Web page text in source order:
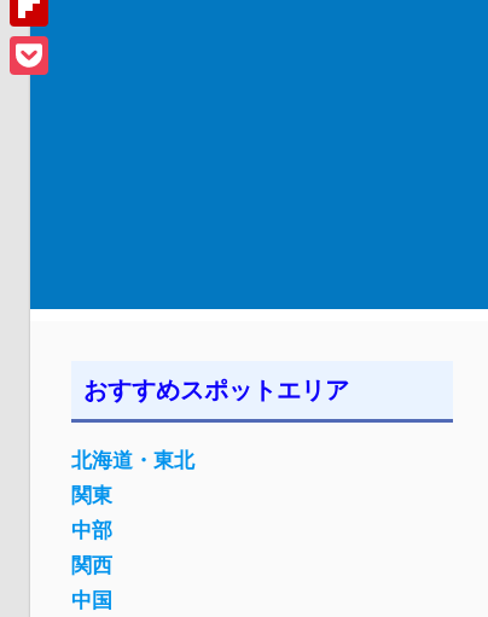
プ
おすすめスポットエリア
北海道・東北
関東
中部
関西
中国
Flipboard